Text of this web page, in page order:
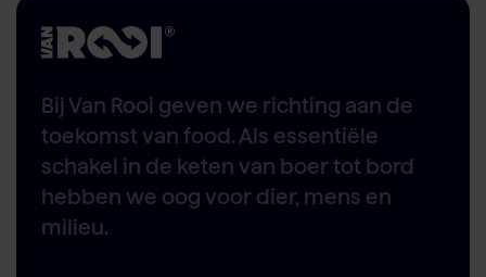
Bij Van Rooi geven we richting aan de
toekomst van food. Als essentiële
schakel in de keten van boer tot bord
hebben we oog voor dier, mens en
milieu.